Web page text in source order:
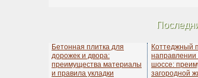
Бетонная плитка для
дорожек и двора:
преимущества материалы
и правила укладки
Коттеджный
направлении
шоссе:
загородной